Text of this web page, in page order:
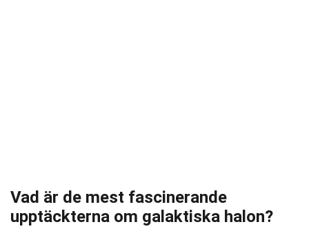
Vad är de mest fascinerande
upptäckterna om galaktiska halon?